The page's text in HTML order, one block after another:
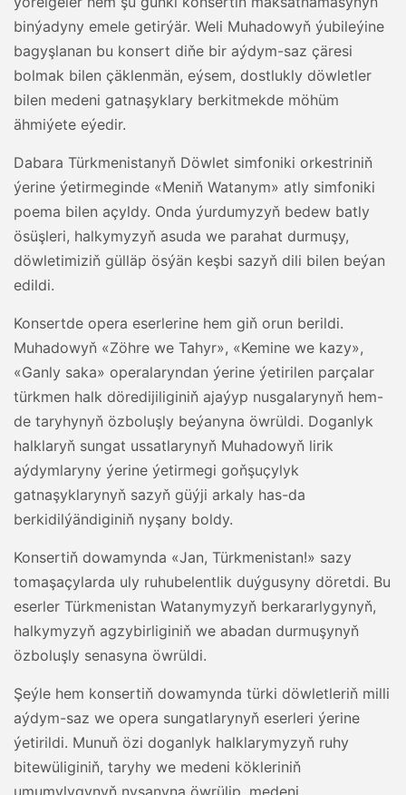
binýadyny emele getirýär. Weli Muhadowyň ýubileýine
bagyşlanan bu konsert diňe bir aýdym-saz çäresi
bolmak bilen çäklenmän, eýsem, dostlukly döwletler
bilen medeni gatnaşyklary berkitmekde möhüm
ähmiýete eýedir.
Dabara Türkmenistanyň Döwlet simfoniki orkestriniň
ýerine ýetirmeginde «Meniň Watanym» atly simfoniki
poema bilen açyldy. Onda ýurdumyzyň bedew batly
ösüşleri, halkymyzyň asuda we parahat durmuşy,
döwletimiziň gülläp ösýän keşbi sazyň dili bilen beýan
edildi.
Konsertde opera eserlerine hem giň orun berildi.
Muhadowyň «Zöhre we Tahyr», «Kemine we kazy»,
«Ganly saka» operalaryndan ýerine ýetirilen parçalar
türkmen halk döredijiliginiň ajaýyp nusgalarynyň hem-
de taryhynyň özboluşly beýanyna öwrüldi. Doganlyk
halklaryň sungat ussatlarynyň Muhadowyň lirik
aýdymlaryny ýerine ýetirmegi goňşuçylyk
gatnaşyklarynyň sazyň güýji arkaly has-da
berkidilýändiginiň nyşany boldy.
Konsertiň dowamynda «Jan, Türkmenistan!» sazy
tomaşaçylarda uly ruhubelentlik duýgusyny döretdi. Bu
eserler Türkmenistan Watanymyzyň berkararlygynyň,
halkymyzyň agzybirliginiň we abadan durmuşynyň
özboluşly senasyna öwrüldi.
Şeýle hem konsertiň dowamynda türki döwletleriň milli
aýdym-saz we opera sungatlarynyň eserleri ýerine
ýetirildi. Munuň özi doganlyk halklarymyzyň ruhy
bitewüliginiň, taryhy we medeni kökleriniň
umumylygynyň nyşanyna öwrülip, medeni